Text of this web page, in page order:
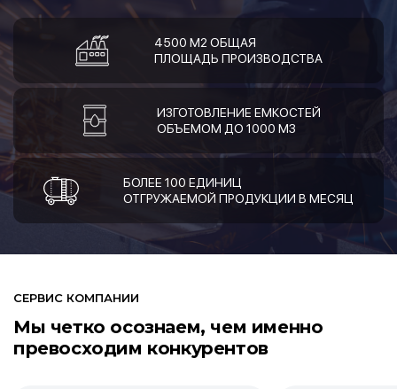
4500 М2 ОБЩАЯ
ПЛОЩАДЬ ПРОИЗВОДСТВА
ИЗГОТОВЛЕНИЕ ЕМКОСТЕЙ
ОБЪЕМОМ ДО 1000 М3
БОЛЕЕ 100 ЕДИНИЦ
ОТГРУЖАЕМОЙ ПРОДУКЦИИ В МЕСЯЦ
СЕРВИС КОМПАНИИ
Мы четко осознаем, чем именно
превосходим конкурентов